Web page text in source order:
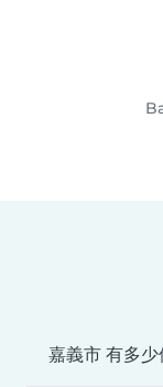
嘉義市 有多